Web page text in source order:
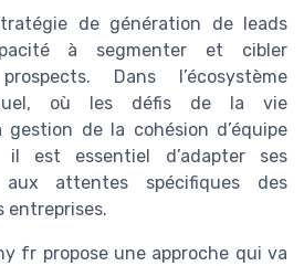
de génération de leads
à segmenter et cibler
Dans l’écosystème
où les défis de la vie
de la cohésion d’équipe
il est essentiel d’adapter ses
attentes spécifiques des
entreprises.
fr propose une approche qui va